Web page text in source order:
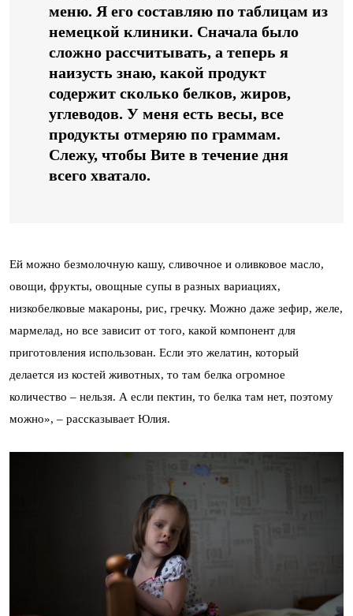
меню. Я его составляю по таблицам из
немецкой клиники. Сначала было
сложно рассчитывать, а теперь я
наизусть знаю, какой продукт
содержит сколько белков, жиров,
углеводов. У меня есть весы, все
продукты отмеряю по граммам.
Слежу, чтобы Вите в течение дня
всего хватало.
Ей можно безмолочную кашу, сливочное и оливковое масло,
овощи, фрукты, овощные супы в разных вариациях,
низкобелковые макароны, рис, гречку. Можно даже зефир, желе,
мармелад, но все зависит от того, какой компонент для
приготовления использован. Если это желатин, который
делается из костей животных, то там белка огромное
количество – нельзя. А если пектин, то белка там нет, поэтому
можно», – рассказывает Юлия.